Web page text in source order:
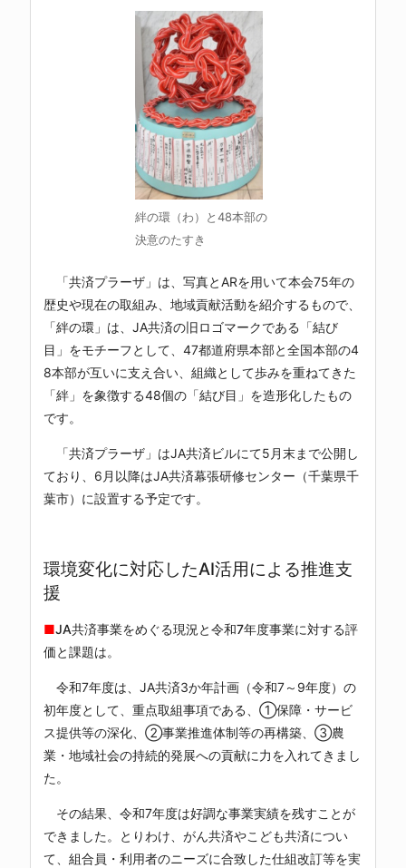
絆の環（わ）と48本部の
決意のたすき
「共済プラーザ」は、写真とARを用いて本会75年の
歴史や現在の取組み、地域貢献活動を紹介するもので、
「絆の環」は、JA共済の旧ロゴマークである「結び
目」をモチーフとして、47都道府県本部と全国本部の4
8本部が互いに支え合い、組織として歩みを重ねてきた
「絆」を象徴する48個の「結び目」を造形化したもの
です。
「共済プラーザ」はJA共済ビルにて5月末まで公開し
ており、6月以降はJA共済幕張研修センター（千葉県千
葉市）に設置する予定です。
環境変化に対応したAI活用による推進支
援
■JA共済事業をめぐる現況と令和7年度事業に対する評
価と課題は。
令和7年度は、JA共済3か年計画（令和7～9年度）の
初年度として、重点取組事項である、①保障・サービ
ス提供等の深化、②事業推進体制等の再構築、③農
業・地域社会の持続的発展への貢献に力を入れてきまし
た。
その結果、令和7年度は好調な事業実績を残すことが
できました。とりわけ、がん共済やこども共済につい
て、組合員・利用者のニーズに合致した仕組改訂等を実